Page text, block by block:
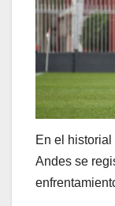
En el
Andes se